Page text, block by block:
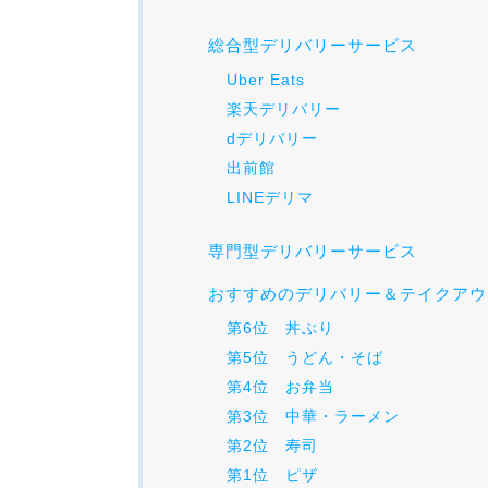
総合型デリバリーサービス
Uber Eats
楽天デリバリー
dデリバリー
出前館
LINEデリマ
専門型デリバリーサービス
おすすめのデリバリー＆テイクア
第6位 丼ぶり
第5位 うどん・そば
第4位 お弁当
第3位 中華・ラーメン
第2位 寿司
第1位 ピザ